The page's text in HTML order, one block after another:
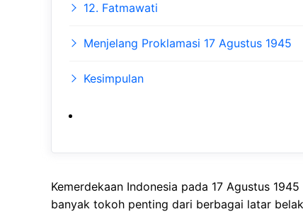
12. Fatmawati
Menjelang Proklamasi 17 Agustus 1945
Kesimpulan
Kemerdekaan Indonesia pada 17 Agustus
banyak tokoh penting dari berbagai latar